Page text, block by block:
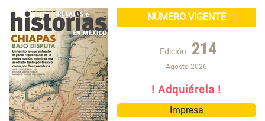
NÚMERO VIGENTE
Edición 214
Agosto 2026
! Adquiérela !
Impresa